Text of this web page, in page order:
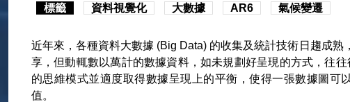
標籤 資料視覺化 大數據 AR6 氣候變遷
近年來，各種資料大數據 (Big Data) 的收集及統計技術日趨成
享，但動輒數以萬計的數據資料，如未規劃好呈現的方式，往
的思維模式並適度取得數據呈現上的平衡，使得一張數據圖
值。